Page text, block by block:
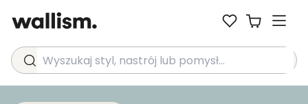
Wyszukaj styl, nastrój lub pomysł...